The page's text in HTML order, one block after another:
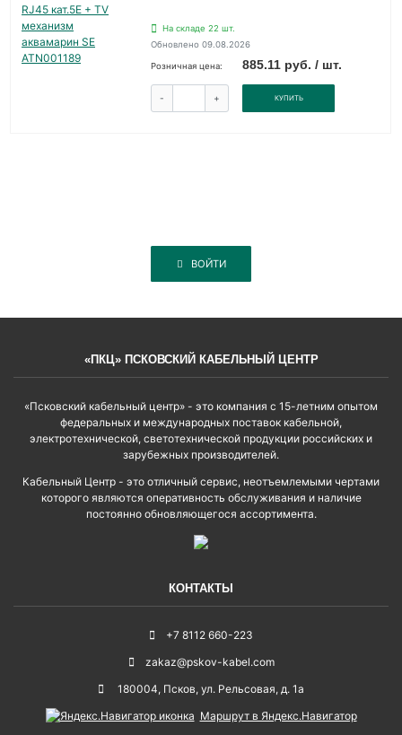
На складе 22 шт.
Обновлено 09.08.2026
Розничная цена: 885.11 руб. / шт.
- + КУПИТЬ
ВОЙТИ
«ПКЦ» ПСКОВСКИЙ КАБЕЛЬНЫЙ ЦЕНТР
«Псковский кабельный центр» - это компания с 15-летним опытом
федеральных и международных поставок кабельной,
электротехнической, светотехнической продукции российских и
зарубежных производителей.
Кабельный Центр - это отличный сервис, неотъемлемыми чертами
которого являются оперативность обслуживания и наличие
постоянно обновляющегося ассортимента.
КОНТАКТЫ
+7 8112 660-223
zakaz@pskov-kabel.com
180004, Псков, ул. Рельсовая, д. 1а
Маршрут в Яндекс.Навигатор